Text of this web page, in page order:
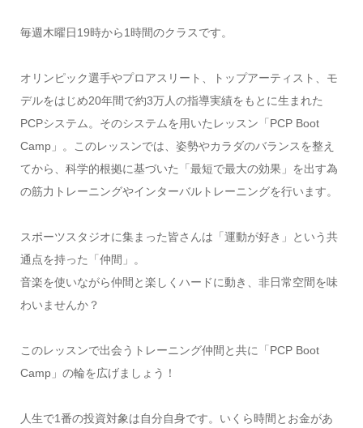
毎週木曜日19時から1時間のクラスです。
オリンピック選手やプロアスリート、トップアーティスト、モ
デルをはじめ20年間で約3万人の指導実績をもとに生まれた
PCPシステム。そのシステムを用いたレッスン「PCP Boot
Camp」。このレッスンでは、姿勢やカラダのバランスを整え
てから、科学的根拠に基づいた「最短で最大の効果」を出す為
の筋力トレーニングやインターバルトレーニングを行います。
スポーツスタジオに集まった皆さんは「運動が好き」という共
通点を持った「仲間」。
音楽を使いながら仲間と楽しくハードに動き、非日常空間を味
わいませんか？
このレッスンで出会うトレーニング仲間と共に「PCP Boot
Camp」の輪を広げましょう！
人生で1番の投資対象は自分自身です。いくら時間とお金があ